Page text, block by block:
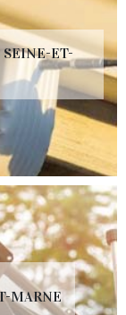
SEINE-ET-
MARNE